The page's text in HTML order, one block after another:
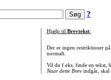
?
Hjælp til Brevtekst:
Der er ingen restriktioner
normalt.
Vil du f.eks. finde en tekst,
Naar dette Brevindgår, skal